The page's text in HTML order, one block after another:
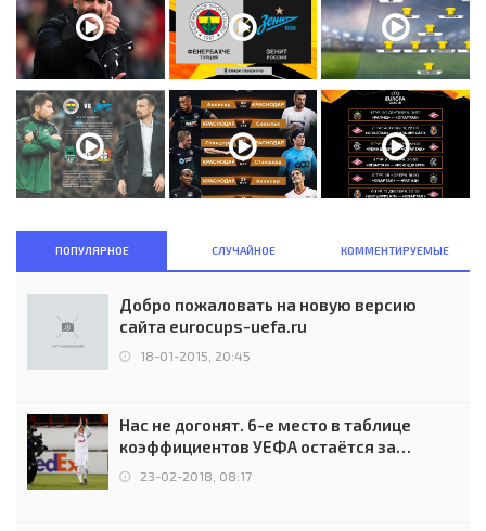
ПОПУЛЯРНОЕ СЛУЧАЙНОЕ КОММЕНТИРУЕМЫЕ
Добро пожаловать на новую версию
сайта eurocups-uefa.ru
18-01-2015, 20:45
Нас не догонят. 6-е место в таблице
коэффициентов УЕФА остаётся за
Россией
23-02-2018, 08:17